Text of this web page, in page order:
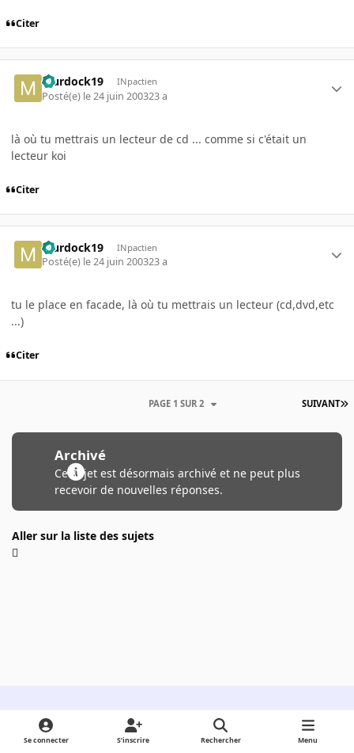
Citer
Murdock19 INpactien
Posté(e) le 24 juin 200323 a
là où tu mettrais un lecteur de cd ... comme si c'était un
lecteur koi
Citer
Murdock19 INpactien
Posté(e) le 24 juin 200323 a
tu le place en facade, là où tu mettrais un lecteur (cd,dvd,etc
...)
Citer
SUIVANT
PAGE 1 SUR 2
Archivé
Ce sujet est désormais archivé et ne peut plus
recevoir de nouvelles réponses.
Aller sur la liste des sujets
Light ModeDark ModeSystem Preference
Se connecter S’inscrire Rechercher Menu